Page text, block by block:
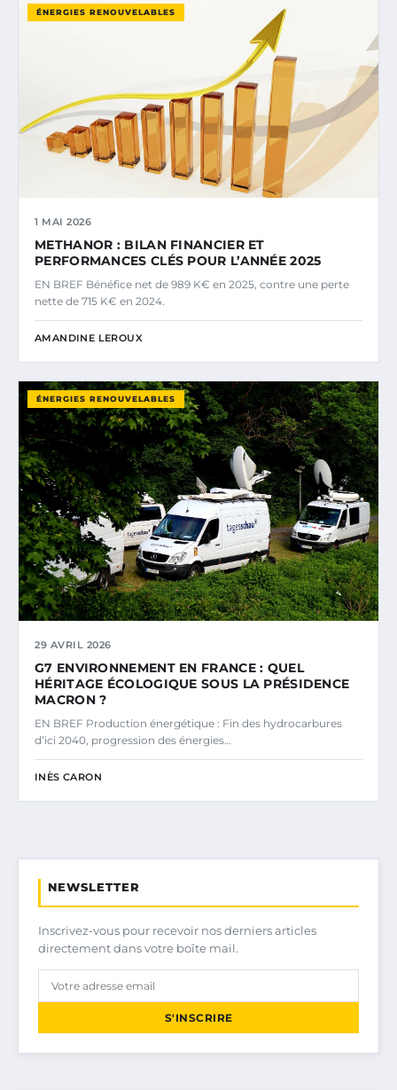
ÉNERGIES RENOUVELABLES
1 MAI 2026
METHANOR : BILAN FINANCIER ET
PERFORMANCES CLÉS POUR L’ANNÉE 2025
EN BREF Bénéfice net de 989 K€ en 2025, contre une perte
nette de 715 K€ en 2024.
AMANDINE LEROUX
ÉNERGIES RENOUVELABLES
29 AVRIL 2026
G7 ENVIRONNEMENT EN FRANCE : QUEL
HÉRITAGE ÉCOLOGIQUE SOUS LA PRÉSIDENCE
MACRON ?
EN BREF Production énergétique : Fin des hydrocarbures
d’ici 2040, progression des énergies…
INÈS CARON
NEWSLETTER
Inscrivez-vous pour recevoir nos derniers articles
directement dans votre boîte mail.
S'INSCRIRE